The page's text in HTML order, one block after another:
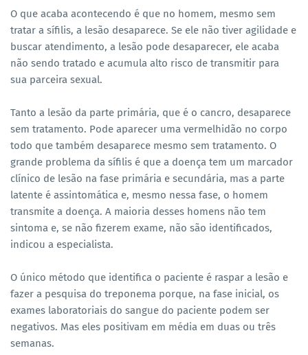
O que acaba acontecendo é que no homem, mesmo sem
tratar a sífilis, a lesão desaparece. Se ele não tiver agilidade e
buscar atendimento, a lesão pode desaparecer, ele acaba
não sendo tratado e acumula alto risco de transmitir para
sua parceira sexual.
Tanto a lesão da parte primária, que é o cancro, desaparece
sem tratamento. Pode aparecer uma vermelhidão no corpo
todo que também desaparece mesmo sem tratamento. O
grande problema da sífilis é que a doença tem um marcador
clínico de lesão na fase primária e secundária, mas a parte
latente é assintomática e, mesmo nessa fase, o homem
transmite a doença. A maioria desses homens não tem
sintoma e, se não fizerem exame, não são identificados,
indicou a especialista.
O único método que identifica o paciente é raspar a lesão e
fazer a pesquisa do treponema porque, na fase inicial, os
exames laboratoriais do sangue do paciente podem ser
negativos. Mas eles positivam em média em duas ou três
semanas.